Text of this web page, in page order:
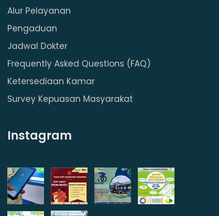
Alur Pelayanan
Pengaduan
Jadwal Dokter
Frequently Asked Questions (FAQ)
Ketersediaan Kamar
Survey Kepuasan Masyarakat
Instagram